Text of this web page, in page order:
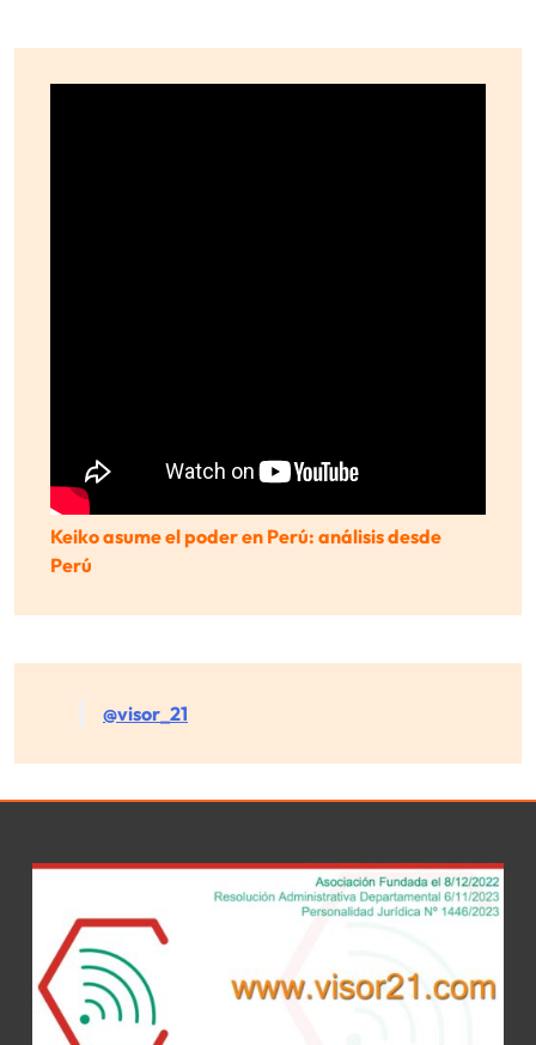
Keiko asume el poder en Perú: análisis desde
Perú
@visor_21